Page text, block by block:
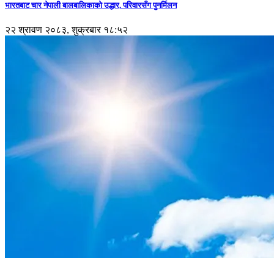
भारतबाट चार नेपाली बालबालिकाको उद्धार, परिवारसँग पुनर्मिलन
२२ श्रावण २०८३, शुक्रबार १८:५२